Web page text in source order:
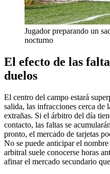
Jugador preparando un
nocturno
El efecto de las
duelos
El centro del campo estará
salida, las infracciones cerca de
extrañas. Si el árbitro del día
contacto, las faltas se
pronto, el mercado de tarjetas
No se puede anticipar el
arbitral suele conocerse horas
afinar el mercado secundario